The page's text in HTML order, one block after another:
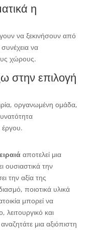
η
να ξεκινήσουν από
να
χώρους.
στην επιλογή
οργανωμένη ομάδα,
έργου.
αποτελεί μια
ουσιαστικά την
την αξία της
ποιοτικά υλικά
μπορεί να
και
μια αξιόπιστη